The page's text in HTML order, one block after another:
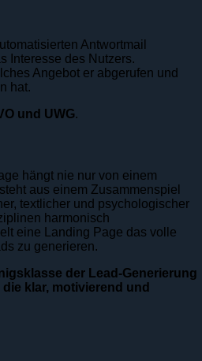
Antwortmail
Interesse des Nutzers.
Angebot er abgerufen und
hat.
und UWG.
hängt nie nur von einem
aus einem Zusammenspiel
textlicher und psychologischer
harmonisch
eine Landing Page das volle
zu generieren.
der Lead-Generierung
klar, motivierend und